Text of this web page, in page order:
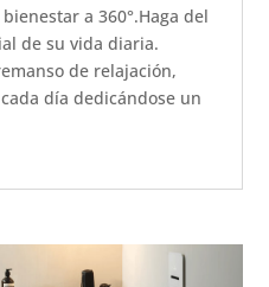
a 360°.Haga del
de su vida diaria.
de relajación,
día dedicándose un